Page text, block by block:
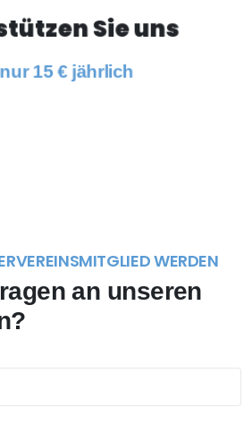
Sie uns
15 € jährlich
Sie den
herunter
Download
WERDEN
an unseren